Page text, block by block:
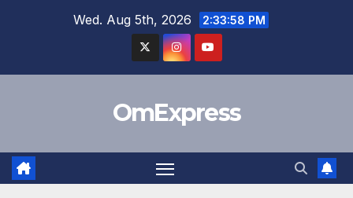
Wed. Aug 5th, 2026 2:33:58 PM
OmExpress